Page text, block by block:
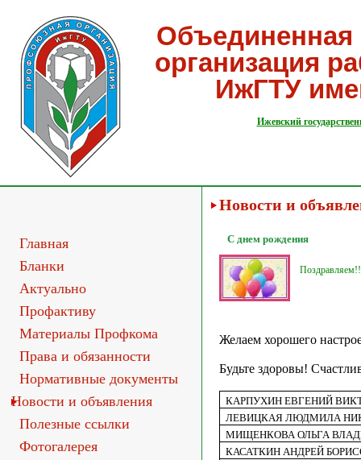
организация
ИжГТУ
Ижевский
Главная
Бланки
Актуально
Профактиву
Материалы Профкома
Права и обязанности
Нормативные документы
Новости и объявления
Полезные ссылки
Фотогалерея
Новости и
С днем рождения
Желаем хорошего
Будьте здоровы!
КАРПУХИН ЕВГЕНИЙ
ЛЕВИЦКАЯ ЛЮДМИЛА
МИЩЕНКОВА ОЛЬГА
КАСАТКИН АНДРЕЙ